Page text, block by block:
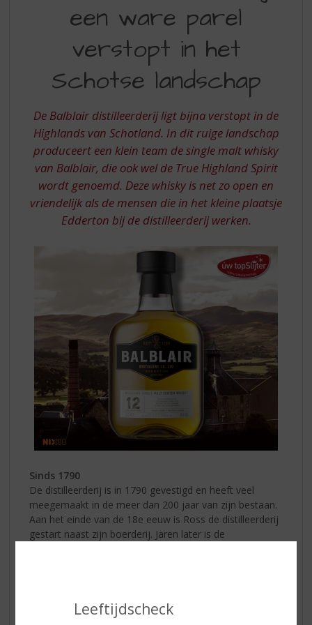
Leeftijdscheck
PAREL
VERSTOPT
HET
SCHOTSE
LANDSCHAP
een ware parel
verstopt in het
Schotse landschap
De Balblair distilleerderij ligt bijna verstopt in de
Highlands van Schotland. In dit ruige landschap
produceert een klein team de single malt whisky
van Balblair, die ook wel de True Highland Spirit
wordt genoemd. Deze whisky is net zo open en
vriendelijk als de mensen die in het kleine plaatsje
Edderton bij de distilleerderij werken.
Sinds 1790
De distilleerderij is in 1790 gevestigd en heeft veel
meegemaakt in de meer dan 200 jaar van zijn bestaan.
Aan het einde van de 18e eeuw is Ross de distilleerderij
gestart naast zijn boerderij. Jaren later is de
Balblair hedendaags
In de jaren daarna is er veel geïnvesteerd in de